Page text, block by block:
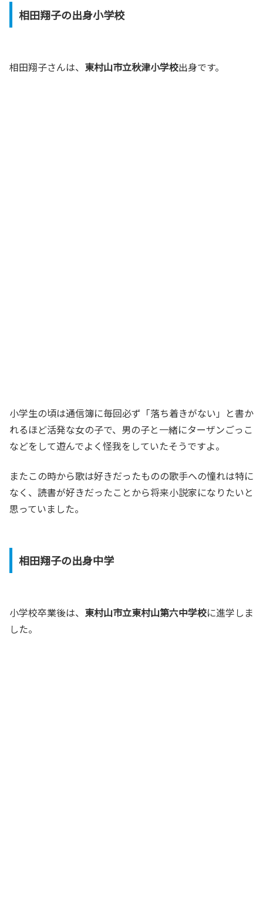
相田翔子の出身小学校
相田翔子さんは、 東村山市立秋津小学校出身です。
小学生の頃は通信簿に毎回必ず「落ち着きがない」と書か
れるほど活発な女の子で、男の子と一緒にターザンごっこ
などをして遊んでよく怪我をしていたそうですよ。
またこの時から歌は好きだったものの歌手への憧れは特に
なく、読書が好きだったことから将来小説家になりたいと
思っていました。
相田翔子の出身中学
小学校卒業後は、 東村山市立東村山第六中学校に進学しま
した。